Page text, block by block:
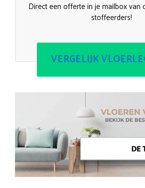
Direct een offerte in je mailbox van
stoffeerders!
VERGELIJK